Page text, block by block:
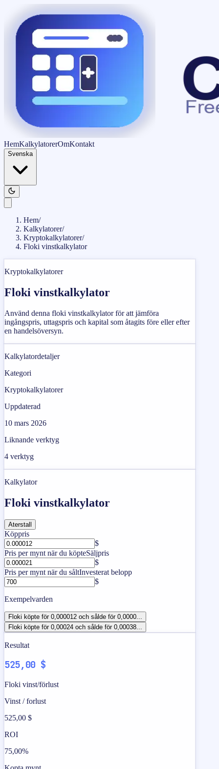
HemKalkylatorerOmKontakt
Svenska
Hem/
Kalkylatorer/
Kryptokalkylatorer/
Floki vinstkalkylator
Kryptokalkylatorer
Floki vinstkalkylator
Använd denna floki vinstkalkylator för att jämföra
ingångspris, uttagspris och kapital som åtagits före eller efter
en handelsöversyn.
Kalkylatordetaljer
Kategori
Kryptokalkylatorer
Uppdaterad
10 mars 2026
Liknande verktyg
4 verktyg
Kalkylator
Floki vinstkalkylator
Aterstall
Köppris
$
Pris per mynt när du köpteSäljpris
$
Pris per mynt när du såltInvesterat belopp
$
Exempelvarden
Floki köpte för 0,000012 och sålde för 0,0000...
Floki köpte för 0,00024 och sålde för 0,00038...
Resultat
525,00 $
Floki vinst/förlust
Vinst / forlust
525,00 $
ROI
75,00%